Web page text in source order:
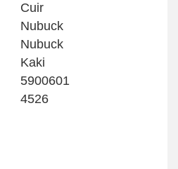
Cuir
Nubuck
Nubuck
Kaki
5900601
4526